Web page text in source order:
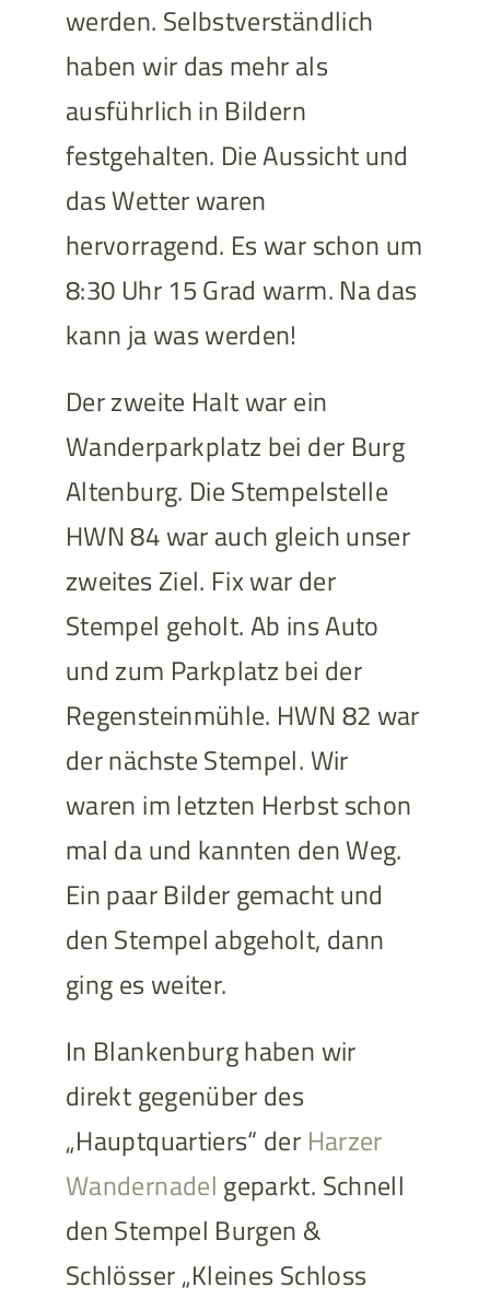
werden. Selbstverständlich
haben wir das mehr als
ausführlich in Bildern
festgehalten. Die Aussicht und
das Wetter waren
hervorragend. Es war schon um
8:30 Uhr 15 Grad warm. Na das
kann ja was werden!
Der zweite Halt war ein
Wanderparkplatz bei der Burg
Altenburg. Die Stempelstelle
HWN 84 war auch gleich unser
zweites Ziel. Fix war der
Stempel geholt. Ab ins Auto
und zum Parkplatz bei der
Regensteinmühle. HWN 82 war
der nächste Stempel. Wir
waren im letzten Herbst schon
mal da und kannten den Weg.
Ein paar Bilder gemacht und
den Stempel abgeholt, dann
ging es weiter.
In Blankenburg haben wir
direkt gegenüber des
„Hauptquartiers“ der Harzer
Wandernadel geparkt. Schnell
den Stempel Burgen &
Schlösser „Kleines Schloss